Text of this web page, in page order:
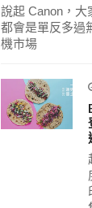
說起 Canon，大
都會是單反多過
機市場